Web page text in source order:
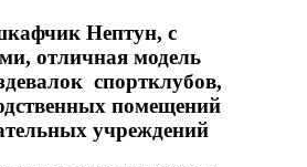
Нептун, с
отличная модель
спортклубов,
помещений
учреждений